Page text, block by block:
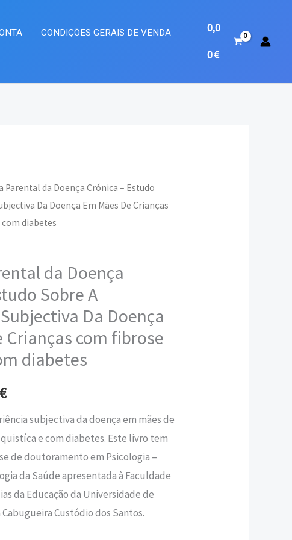
CONDIÇÕES GERAIS DE VENDA
0,0
0€
Parental da Doença Crónica – Estudo
Da Doença Em Mães De Crianças
diabetes
da Doença
Sobre A
Da Doença
Crianças com fibrose
diabetes
€
O
preço
é:
16,20 €.
subjectiva da doença em mães de
e com diabetes. Este livro tem
de doutoramento em Psicologia –
da Saúde apresentada à Faculdade
da Educação da Universidade de
Custódio dos Santos.